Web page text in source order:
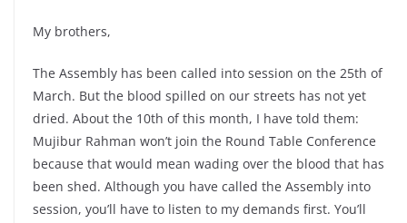
My brothers,
The Assembly has been called into session on the 25th of
March. But the blood spilled on our streets has not yet
dried. About the 10th of this month, I have told them:
Mujibur Rahman won’t join the Round Table Conference
because that would mean wading over the blood that has
been shed. Although you have called the Assembly into
session, you’ll have to listen to my demands first. You’ll